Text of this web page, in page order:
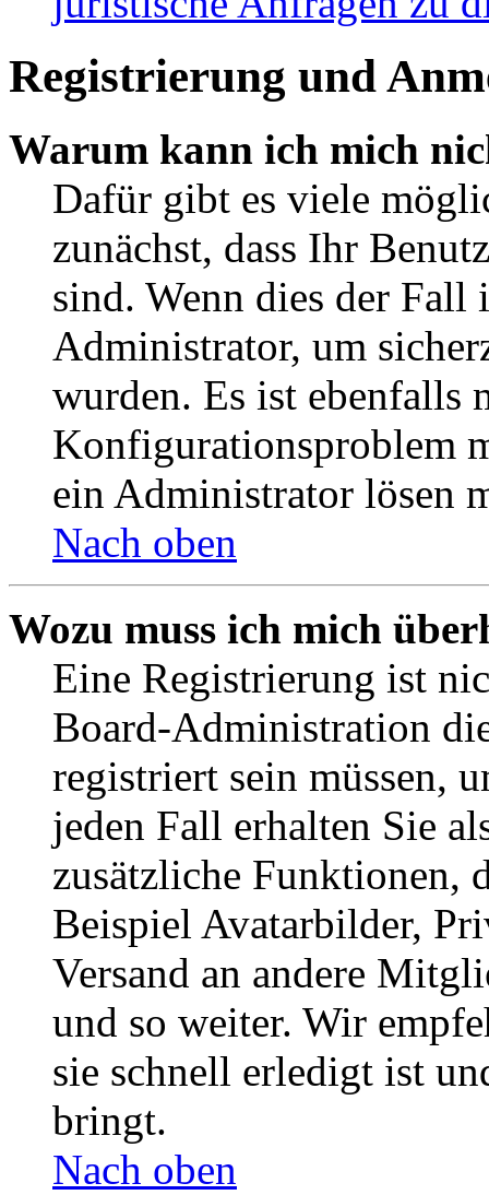
Registrierung und
Warum kann ich mich
Dafür gibt es viele
zunächst, dass Ihr
sind. Wenn dies der Fall
Administrator, um
wurden. Es ist ebenfalls
Konfigurationsproblem
ein Administrator lösen
Nach oben
Wozu muss ich mich
Eine Registrierung ist
Board-Administration
registriert sein müssen,
jeden Fall erhalten Sie
zusätzliche Funktionen,
Beispiel Avatarbilder,
Versand an andere
und so weiter. Wir
sie schnell erledigt ist
bringt.
Nach oben